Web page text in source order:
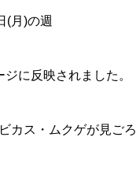
月)の週
に反映されました。
カス・ムクゲが見ごろ